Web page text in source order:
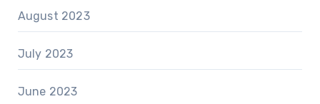
August 2023
July 2023
June 2023